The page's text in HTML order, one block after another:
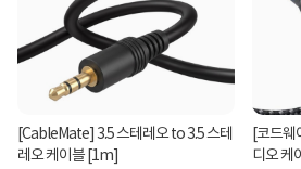
[CableMate] 3.5 스테레오 to 3.5 스테
레오 케이블 [1m]
[코드